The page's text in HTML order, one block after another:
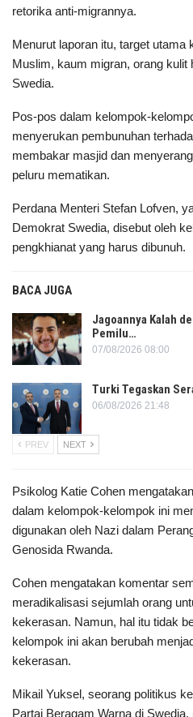
retorika anti-migrannya.
Menurut laporan itu, target utama
Muslim, kaum migran, orang kulit
Swedia.
Pos-pos dalam kelompok-
menyerukan pembunuhan
membakar masjid dan
peluru mematikan.
Perdana Menteri Stefan Lofven,
Demokrat Swedia, disebut oleh
pengkhianat yang harus dibunuh.
BACA JUGA
Jagoannya Kalah
Pemilu…
07/08/2026 08:00
Turki Tegaskan
06/08/2026 21:48
PREV NEXT
Psikolog Katie Cohen
dalam kelompok-kelompok ini
digunakan oleh Nazi dalam
Genosida Rwanda.
Cohen mengatakan komentar
meradikalisasi sejumlah orang
kekerasan. Namun, hal itu tidak
kelompok ini akan berubah
kekerasan.
Mikail Yuksel, seorang politikus
Partai Beragam Warna di